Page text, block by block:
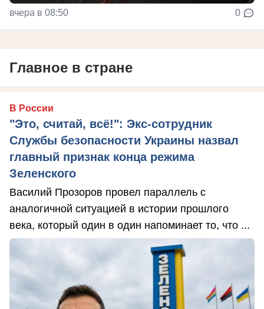
вчера в 08:50 0
Главное в стране
В России
"Это, считай, всё!": Экс-сотрудник
Службы безопасности Украины назвал
главный признак конца режима
Зеленского
Василий Прозоров провел параллель с
аналогичной ситуацией в истории прошлого
века, который один в один напоминает то, что ...